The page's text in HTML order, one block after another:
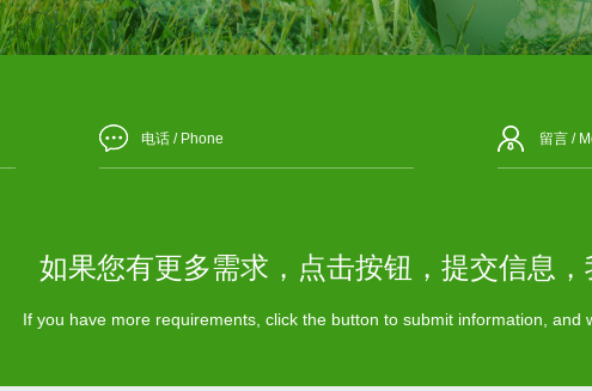
如果您有更多需求，点击按钮，提交信息，
If you have more requirements, click the button to submit information, and